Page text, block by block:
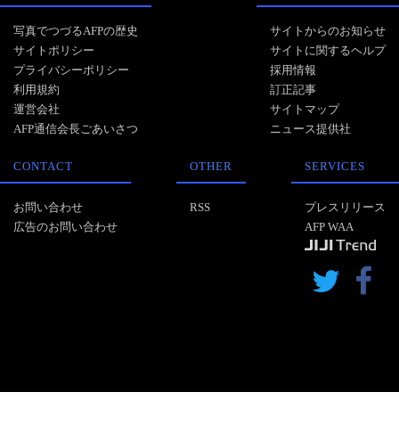
写真でつづるAFPの歴史
サイトポリシー
プライバシーポリシー
利用規約
運営会社
AFP通信会長ごあいさつ
サイトからのお知らせ
サイトに関するヘルプ
採用情報
訂正記事
サイトマップ
ニュース提供社
CONTACT
お問い合わせ
広告のお問い合わせ
OTHER
RSS
SERVICES
プレスリリース
AFP WAA